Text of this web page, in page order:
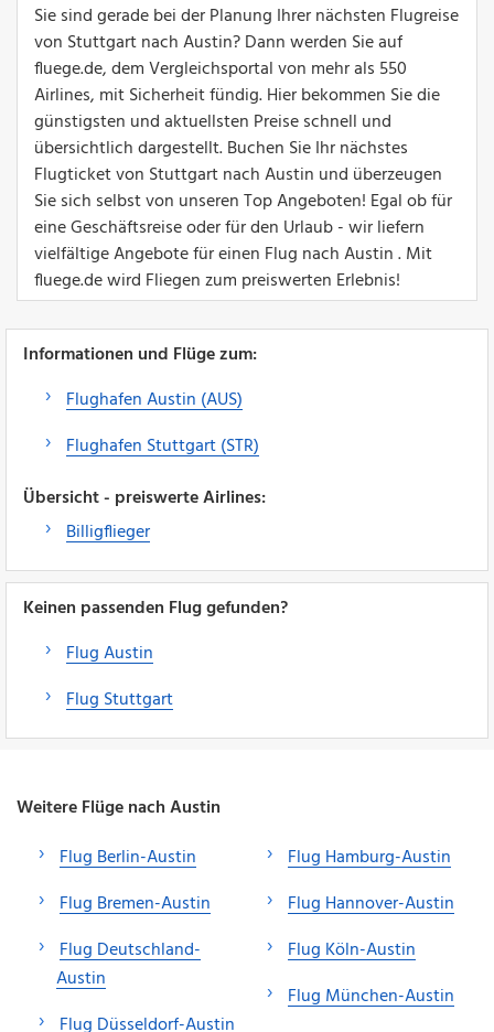
Sie sind gerade bei der Planung Ihrer nächsten Flugreise
von Stuttgart nach Austin? Dann werden Sie auf
fluege.de, dem Vergleichsportal von mehr als 550
Airlines, mit Sicherheit fündig. Hier bekommen Sie die
günstigsten und aktuellsten Preise schnell und
übersichtlich dargestellt. Buchen Sie Ihr nächstes
Flugticket von Stuttgart nach Austin und überzeugen
Sie sich selbst von unseren Top Angeboten! Egal ob für
eine Geschäftsreise oder für den Urlaub - wir liefern
vielfältige Angebote für einen Flug nach Austin . Mit
fluege.de wird Fliegen zum preiswerten Erlebnis!
Informationen und Flüge zum:
Flughafen Austin (AUS)
Flughafen Stuttgart (STR)
Übersicht - preiswerte Airlines:
Billigflieger
Keinen passenden Flug gefunden?
Flug Austin
Flug Stuttgart
Weitere Flüge nach Austin
Flug Berlin-Austin
Flug Bremen-Austin
Flug Deutschland-
Austin
Flug Düsseldorf-Austin
Flug Hamburg-Austin
Flug Hannover-Austin
Flug Köln-Austin
Flug München-Austin